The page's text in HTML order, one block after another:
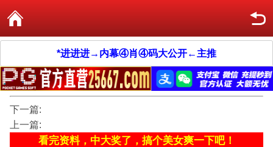
*进进进→内幕④肖④码大公开←主推
下一篇:
上一篇:
看完资料，中大奖了，搞个美女爽一下吧！